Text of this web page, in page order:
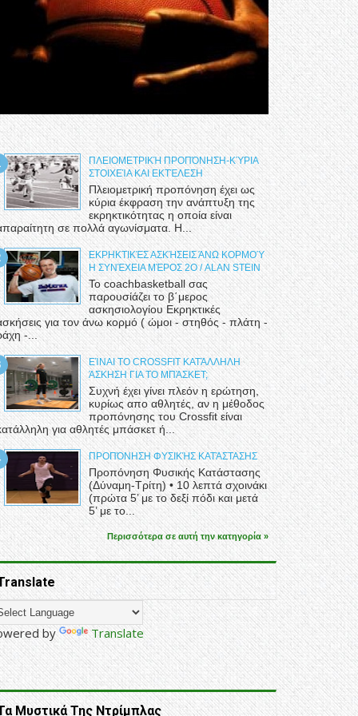
ΠΛΕΙΟΜΕΤΡΙΚΉ ΠΡΟΠΌΝΗΣΗ-ΚΎΡΙΑ
ΣΤΟΙΧΕΊΑ ΚΑΙ ΕΚΤΈΛΕΣΗ
Πλειομετρική προπόνηση έχει ως
κύρια έκφραση την ανάπτυξη της
εκρηκτικότητας η οποία είναι
σε πολλά αγωνίσματα. Η...
ΕΚΡΗΚΤΙΚΈΣ ΑΣΚΉΣΕΙΣ ΆΝΩ ΚΟΡΜΟΎ
Η ΣΥΝΈΧΕΙΑ ΜΈΡΟΣ 2Ο / ALAN STEIN
Το coachbasketball σας
παρουσίάζει το β΄μερος
ασκησιολογίου Εκρηκτικές
για τον άνω κορμό ( ώμοι - στηθός - πλάτη -
-...
ΕΊΝΑΙ ΤΟ CROSSFIT ΚΑΤΆΛΛΗΛΗ
ΆΣΚΗΣΗ ΓΙΑ ΤΟ ΜΠΆΣΚΕΤ;
Συχνή έχει γίνει πλεόν η ερώτηση,
κυρίως απο αθλητές, αν η μέθοδος
προπόνησης του Crossfit είναι
για αθλητές μπάσκετ ή...
ΠΡΟΠΌΝΗΣΗ ΦΥΣΙΚΉΣ ΚΑΤΆΣΤΑΣΗΣ
Προπόνηση Φυσικής Κατάστασης
(Δύναμη-Τρίτη) • 10 λεπτά σχοινάκι
(πρώτα 5’ με το δεξί πόδι και μετά
5’ με το...
Περισσότερα σε αυτή την κατηγορία »
by Translate
Μυστικά Της Ντρίμπλας